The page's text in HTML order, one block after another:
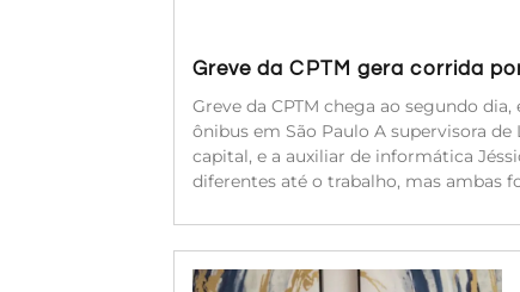
Greve da CPTM gera corrida
Greve da CPTM chega ao segundo
ônibus em São Paulo A supervisora
capital, e a auxiliar de informática
diferentes até o trabalho, mas ambas